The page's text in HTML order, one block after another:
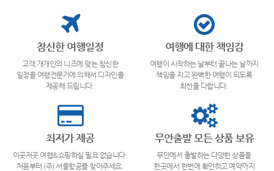
참신한 여행일정
고객 개개인의 니즈에 맞는 참신한
일정을 여행전문가에 의해서 디자인을
제공해 드립니다.
여행에 대한 책임감
여행이 시작하는 날부터 끝나는 날까지
책임을 지고 완벽한 여행이 되도록
최선을 다합니다.
최저가 제공
이곳저곳 여행&쇼핑하실 필요 없습니다.
처음부터 (주) 서울항공를 찾아주세요.
무안출발 모든 상품 보유
무안에서 출발하는 다양한 상품을
한곳에서 한번에 확인하고 예약까지